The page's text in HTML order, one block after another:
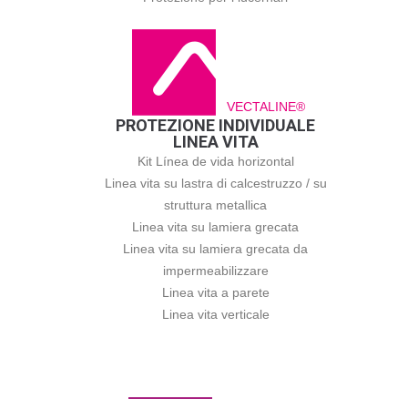
VECTALINE®
PROTEZIONE INDIVIDUALE
LINEA VITA
Kit Línea de vida horizontal
Linea vita su lastra di calcestruzzo / su
struttura metallica
Linea vita su lamiera grecata
Linea vita su lamiera grecata da
impermeabilizzare
Linea vita a parete
Linea vita verticale